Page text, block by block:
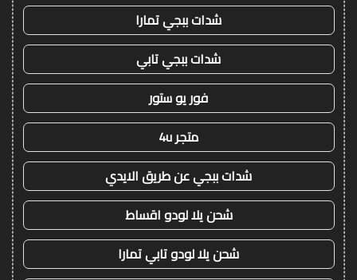
شدات ببجي تمارا
شدات ببجي تابي
فور يو ستور
متجر 4u
شدات ببجي عن طريق الايدي
شحن يلا لودو اقساط
شحن يلا لودو تابي تمارا